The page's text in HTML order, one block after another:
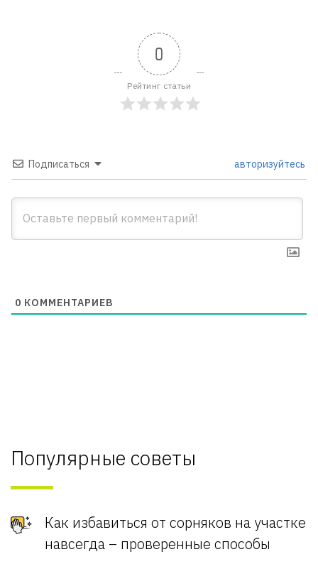
0
Рейтинг статьи
Подписаться авторизуйтесь
0 КОММЕНТАРИЕВ
Популярные советы
Как избавиться от сорняков на участке
навсегда – проверенные способы